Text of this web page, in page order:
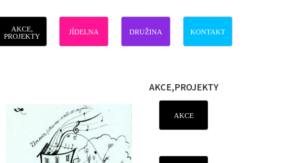
AKCE,
PROJEKTY
JÍDELNA DRUŽINA KONTAKT
AKCE,PROJEKTY
AKCE